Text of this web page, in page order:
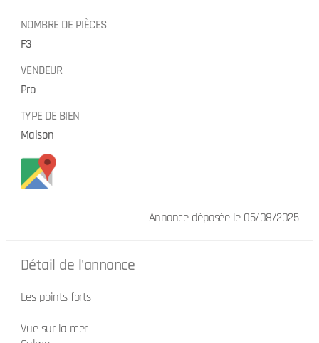
NOMBRE DE PIÈCES
F3
VENDEUR
Pro
TYPE DE BIEN
Maison
Annonce déposée le 06/08/2025
Détail de l'annonce
Les points forts
Vue sur la mer